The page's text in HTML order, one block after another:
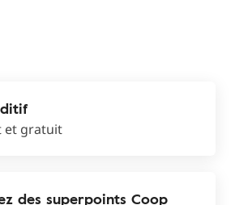
et gratuit
des superpoints Coop